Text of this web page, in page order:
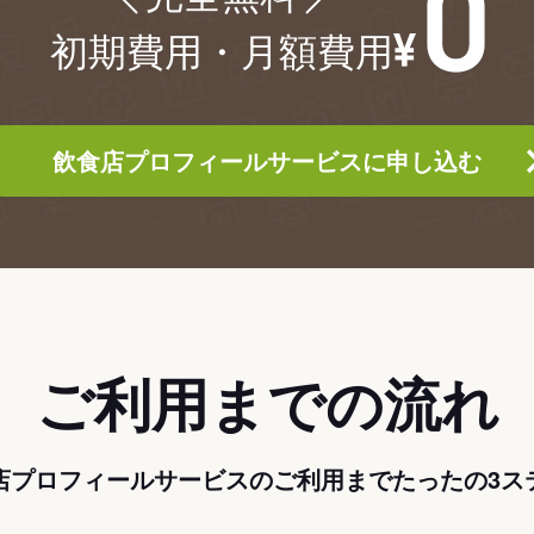
初期費用・月額費用
飲食店プロフィールサービスに申し込む
ご利用までの流れ
プロフィールサービスのご利用までたったの3ス